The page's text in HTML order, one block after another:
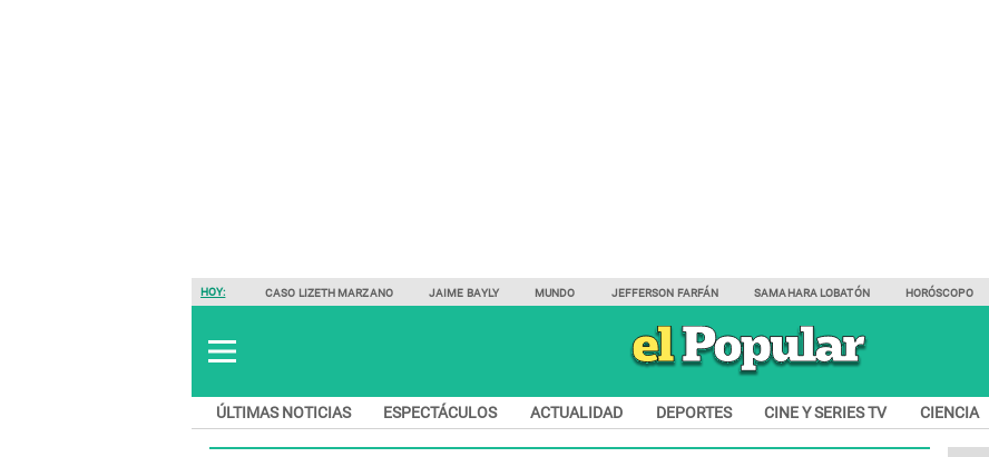
HOY: CASO LIZETH MARZANO JAIME BAYLY MUNDO JEFFERSON FARFÁN SAMAHARA LOBATÓN HORÓSCOPO
ÚLTIMAS NOTICIAS ESPECTÁCULOS ACTUALIDAD DEPORTES CINE Y SERIES TV CIENCIA